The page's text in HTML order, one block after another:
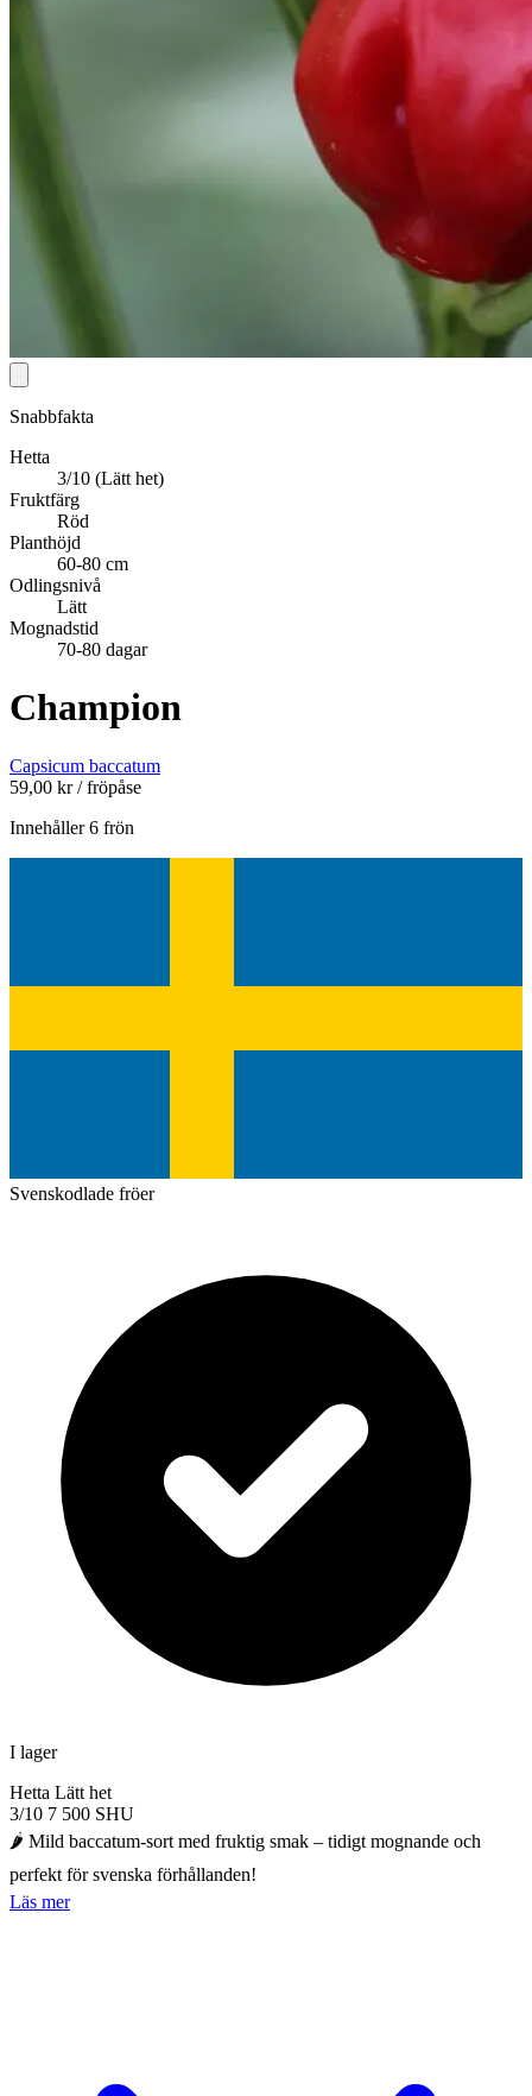
Snabbfakta
Hetta
3/10 (Lätt het)
Fruktfärg
Röd
Planthöjd
60-80 cm
Odlingsnivå
Lätt
Mognadstid
70-80 dagar
Champion
Capsicum baccatum
59,00 kr / fröpåse
Innehåller 6 frön
Svenskodlade fröer
I lager
Hetta Lätt het
3/10 7 500 SHU
🌶️ Mild baccatum-sort med fruktig smak – tidigt mognande och
perfekt för svenska förhållanden!
Läs mer